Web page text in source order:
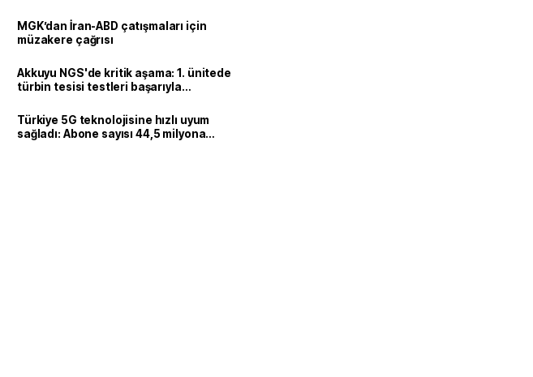
MGK’dan İran-ABD çatışmaları için
müzakere çağrısı
Akkuyu NGS'de kritik aşama: 1. ünitede
türbin tesisi testleri başarıyla
Türkiye 5G teknolojisine hızlı uyum
sağladı: Abone sayısı 44,5 milyona